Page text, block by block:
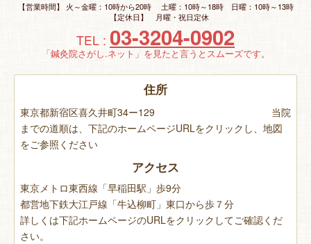
【営業時間】 火～金曜：10時から20時 土曜：10時～18時 日曜：10時～13時
【定休日】 月曜・祝日定休
TEL : 03-3204-0902
「鍼灸院さがし.ネット」を見たと言うとスムーズです。
住所
東京都新宿区喜久井町34ー129 当院
までの道順は、下記のホームページURLをクリックし、地図
をご参照ください
アクセス
東京メトロ東西線「早稲田駅」歩9分
都営地下鉄大江戸線「牛込柳町」東口から歩７分
詳しくは下記ホームページのURLをクリックしてご確認くだ
さい。